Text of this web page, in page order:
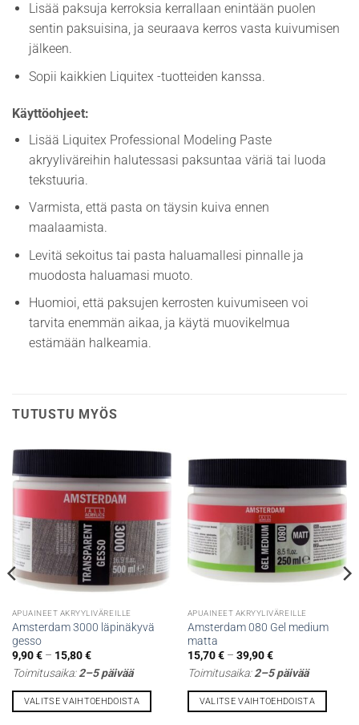
Lisää paksuja kerroksia kerrallaan enintään puolen
sentin paksuisina, ja seuraava kerros vasta kuivumisen
jälkeen.
Sopii kaikkien Liquitex -tuotteiden kanssa.
Käyttöohjeet:
Lisää Liquitex Professional Modeling Paste
akryyliväreihin halutessasi paksuntaa väriä tai luoda
tekstuuria.
Varmista, että pasta on täysin kuiva ennen
maalaamista.
Levitä sekoitus tai pasta haluamallesi pinnalle ja
muodosta haluamasi muoto.
Huomioi, että paksujen kerrosten kuivumiseen voi
tarvita enemmän aikaa, ja käytä muovikelmua
estämään halkeamia.
TUTUSTU MYÖS
APUAINEET AKRYYLIVÄREILLE
Amsterdam 3000 läpinäkyvä
gesso
9,90€ – 15,80€Hintaluokka:
9,90 €
-
Toimitusaika:2–5 päivää
VALITSE VAIHTOEHDOISTA
APUAINEET AKRYYLIVÄREILLE
Amsterdam 080 Gel medium
matta
15,70€ – 39,90€Hintaluokka:
15,70 €
-
Toimitusaika:2–5 päivää
VALITSE VAIHTOEHDOISTA